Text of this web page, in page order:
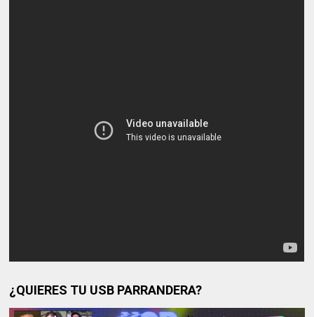
¿QUIERES TU USB PARRANDERA?